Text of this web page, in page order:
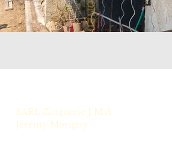
SARL Zinguerie J.M.A
Jérémy Morigny